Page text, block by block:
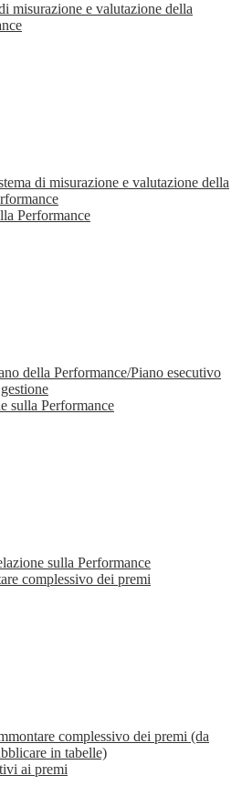
misurazione e valutazione della
di misurazione e valutazione della
Performance
della Performance/Piano esecutivo
sulla Performance
sulla Performance
complessivo dei premi
complessivo dei premi (da
in tabelle)
ai premi